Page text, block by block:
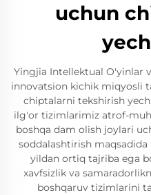
uchun
Yingjia Intellektual O'yinlar
innovatsion kichik miqyosli
chiptalarni tekshirish
ilg'or tizimlarimiz atrof-
boshqa dam olish joylari
soddalashtirish
yildan ortiq tajriba ega
xavfsizlik va
boshqaruv tizimlarini